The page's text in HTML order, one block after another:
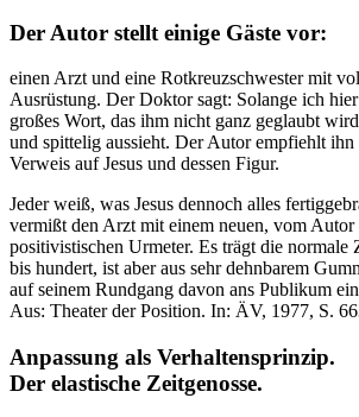
Der Autor stellt einige Gäste vor:
einen Arzt und eine Rotkreuzschwester mit
Ausrüstung. Der Doktor sagt: Solange ich
großes Wort, das ihm nicht ganz geglaubt
und spittelig aussieht. Der Autor empfiehlt
Verweis auf Jesus und dessen Figur.
Jeder weiß, was Jesus dennoch alles
vermißt den Arzt mit einem neuen, vom Autor
positivistischen Urmeter. Es trägt die normale
bis hundert, ist aber aus sehr dehnbarem
auf seinem Rundgang davon ans Publikum
Aus: Theater der Position. In: ÄV, 1977, S.
Anpassung als Verhaltensprinzip.
Der elastische Zeitgenosse.